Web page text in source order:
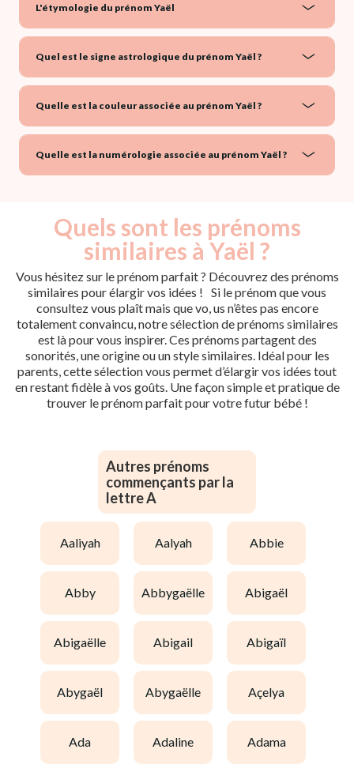
L'étymologie du prénom Yaël
Quel est le signe astrologique du prénom Yaël ?
Quelle est la couleur associée au prénom Yaël ?
Quelle est la numérologie associée au prénom Yaël ?
Quels sont les prénoms
similaires à Yaël ?
Vous hésitez sur le prénom parfait ? Découvrez des prénoms
similaires pour élargir vos idées ! Si le prénom que vous
consultez vous plaît mais que vo, us n’êtes pas encore
totalement convaincu, notre sélection de prénoms similaires
est là pour vous inspirer. Ces prénoms partagent des
sonorités, une origine ou un style similaires. Idéal pour les
parents, cette sélection vous permet d’élargir vos idées tout
en restant fidèle à vos goûts. Une façon simple et pratique de
trouver le prénom parfait pour votre futur bébé !
Autres prénoms
commençants par la
lettre A
aaliyah aalyah abbie
abby abbygaëlle abigaël
abigaëlle abigail abigaïl
abygaël abygaëlle açelya
ada adaline adama